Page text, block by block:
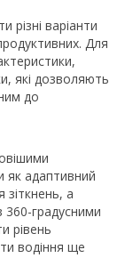
різні варіанти
Для
які дозволяють
до
як адаптивний
а
360-градусними
рівень
водіння ще